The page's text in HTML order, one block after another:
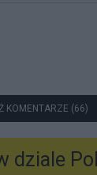
KOMENTARZE (66)
dziale